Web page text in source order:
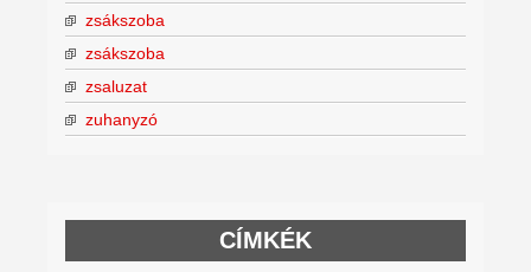
zsákszoba
zsákszoba
zsaluzat
zuhanyzó
CÍMKÉK